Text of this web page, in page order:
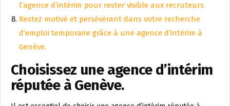
l’agence d’intérim pour rester visible aux recruteurs.
Restez motivé et persévérant dans votre recherche
d’emploi temporaire grâce à une agence d’intérim à
Genève.
Choisissez une agence d’intérim
réputée à Genève.